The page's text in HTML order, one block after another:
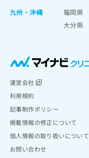
九州・沖縄
福岡県
大分県
運営会社
利用規約
記事制作ポリシー
掲載情報の修正について
個人情報の取り扱いについて
お問い合わせ